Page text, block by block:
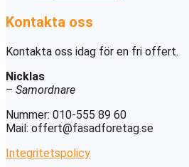
Kontakta oss
Kontakta oss idag för en fri offert.
Nicklas
– Samordnare
Nummer: 010-555 89 60
Mail: offert@fasadforetag.se
Integritetspolicy